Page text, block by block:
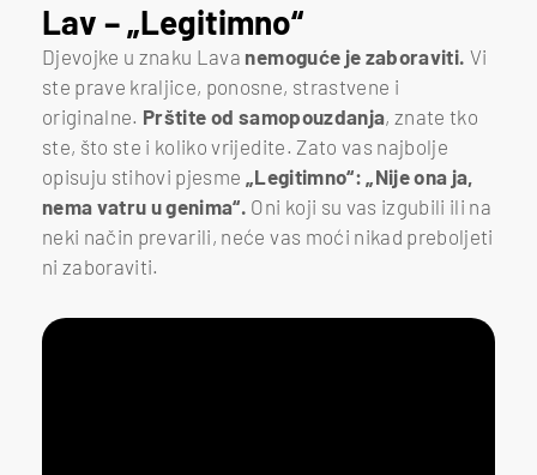
Lav – „Legitimno“
Djevojke u znaku Lava nemoguće je zaboraviti. Vi
ste prave kraljice, ponosne, strastvene i
originalne. Prštite od samopouzdanja, znate tko
ste, što ste i koliko vrijedite. Zato vas najbolje
opisuju stihovi pjesme „Legitimno“: „Nije ona ja,
nema vatru u genima“. Oni koji su vas izgubili ili na
neki način prevarili, neće vas moći nikad preboljeti
ni zaboraviti.